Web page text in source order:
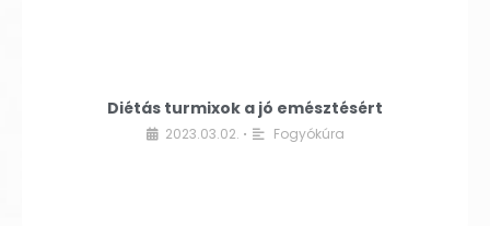
Diétás turmixok a jó emésztésért
2023.03.02. • Fogyókúra